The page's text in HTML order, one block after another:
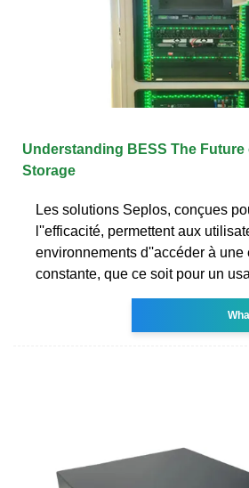
Understanding BESS The
Storage
Les solutions Seplos, conçues
l''efficacité, permettent aux
environnements d''accéder à une
constante, que ce soit pour un